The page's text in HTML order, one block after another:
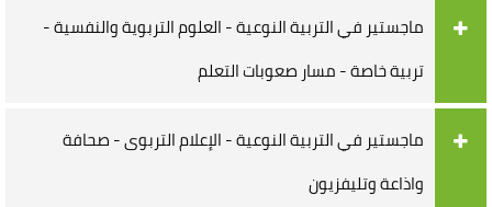
ماجستير في التربية النوعية - العلوم التربوية والنفسية -
تربية خاصة - مسار صعوبات التعلم
ماجستير في التربية النوعية - الإعلام التربوى - صحافة
واذاعة وتليفزيون